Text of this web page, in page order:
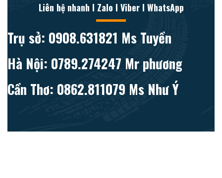
Liên hệ nhanh l Zalo l Viber l WhatsApp
Trụ sở: 0908.631821 Ms Tuyền
Hà Nội: 0789.274247 Mr phương
Cần Thơ: 0862.811079 Ms Như Ý